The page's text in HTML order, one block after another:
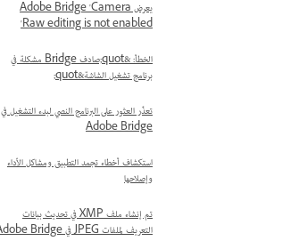
يعرض Adobe Bridge 'Camera
Raw editing is not enabled'
الخطأ: &quot;صادف Bridge مشكلة في
برنامج تشغيل الشاشة&quot;
تعذّر العثور على البرنامج النصي لبدء التشغيل في
Adobe Bridge
استكشاف أخطاء تجمد التطبيق ومشاكل الأداء
وإصلاحها
تم إنشاء ملف XMP في تحديث بيانات
التعريف لملفات JPEG في Adobe Bridge